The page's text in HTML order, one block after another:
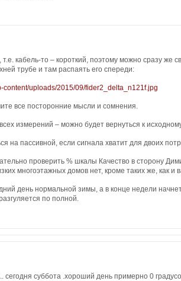
кабель-то – короткий, поэтому можно сразу же
трубе и там распаять его спереди:
content/uploads/2015/09/fider2_delta_n121f.jpg
все посторонние мысли и сомнения.
измерений – можно будет вернуться к
на пассивной, если сигнала хватит для двоих
проверить % шкалы Качество в сторону
многоэтажных домов нет, кроме таких же, как и
день нормальной зимы, а в конце недели
по полной.
сегодня суббота .хороший день примерно 0